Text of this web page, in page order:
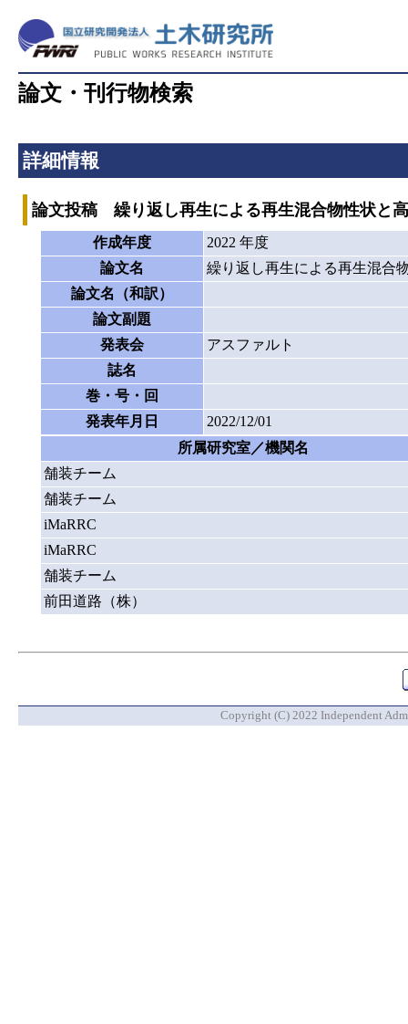
論文・刊行物検索
詳細情報
論文投稿 繰り返し再生による再生混合物性状と
作成年度
2022 年度
論文名
繰り返し再生による再生混合
論文名（和訳）
論文副題
発表会
アスファルト
誌名
巻・号・回
発表年月日
2022/12/01
所属研究室／機関名
舗装チーム
舗装チーム
iMaRRC
iMaRRC
舗装チーム
前田道路（株）
Copyright (C) 2022 Independent